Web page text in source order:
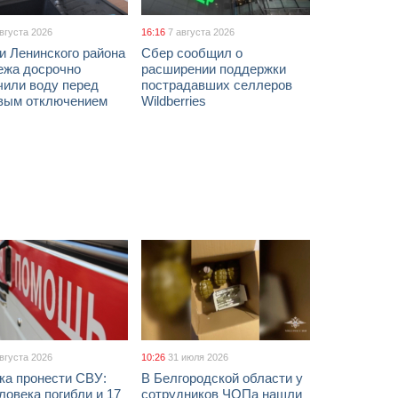
2026
Ленинского района
досрочно
воду перед
отключением
16:16 7 августа 2026
Сбер сообщил о
расширении поддержки
пострадавших селлеров
Wildberries
2026
пронести СВУ:
погибли и 17
10:26 31 июля 2026
В Белгородской области у
сотрудников ЧОПа нашли